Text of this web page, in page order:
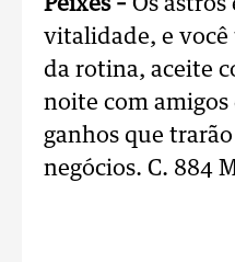
Peixes – Os astros
vitalidade, e você
da rotina, aceite
noite com amigos
ganhos que
negócios. C. 884